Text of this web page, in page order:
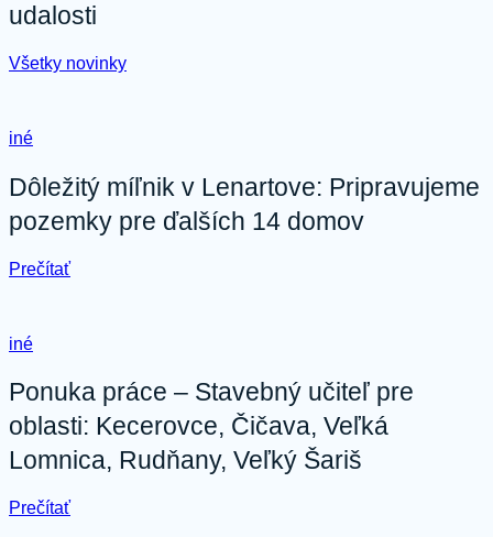
udalosti
Všetky novinky
iné
Dôležitý míľnik v Lenartove: Pripravujeme
pozemky pre ďalších 14 domov
Prečítať:
pozemky
pre
ďalších
14
domov
iné
Ponuka práce – Stavebný učiteľ pre
oblasti: Kecerovce, Čičava, Veľká
Lomnica, Rudňany, Veľký Šariš
Prečítať: